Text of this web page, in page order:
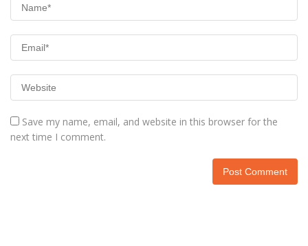
Save my name, email, and website in this browser for the
next time I comment.